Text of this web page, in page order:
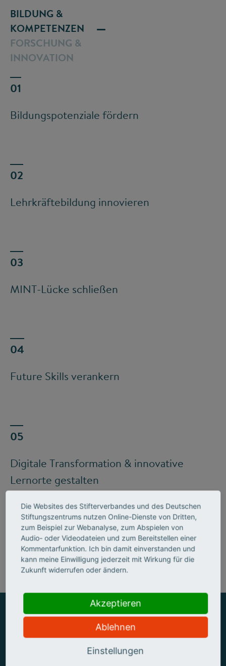
BILDUNG &
KOMPETENZEN
Bildungspotenziale fördern
Lehrkräftebildung innovieren
MINT-Lücke schließen
Future Skills verankern
Digitale Transformation & innovative
Lernorte gestalten
Mehr zum Handlungsfeld "Bildung &
Kompetenzen"
FORSCHUNG &
INNOVATION
ZUSAMMEN MEHR ERREICHEN
Die Websites des Stifterverbandes und des Deutschen
Stiftungszentrums nutzen Online-Dienste von Dritten,
zum Beispiel zur Webanalyse, zum Abspielen von
Audio- oder Videodateien und zum Bereitstellen einer
Kommentarfunktion. Ich bin damit einverstanden und
kann meine Einwilligung jederzeit mit Wirkung für die
Zukunft widerrufen oder ändern.
Akzeptieren
Ablehnen
Einstellungen